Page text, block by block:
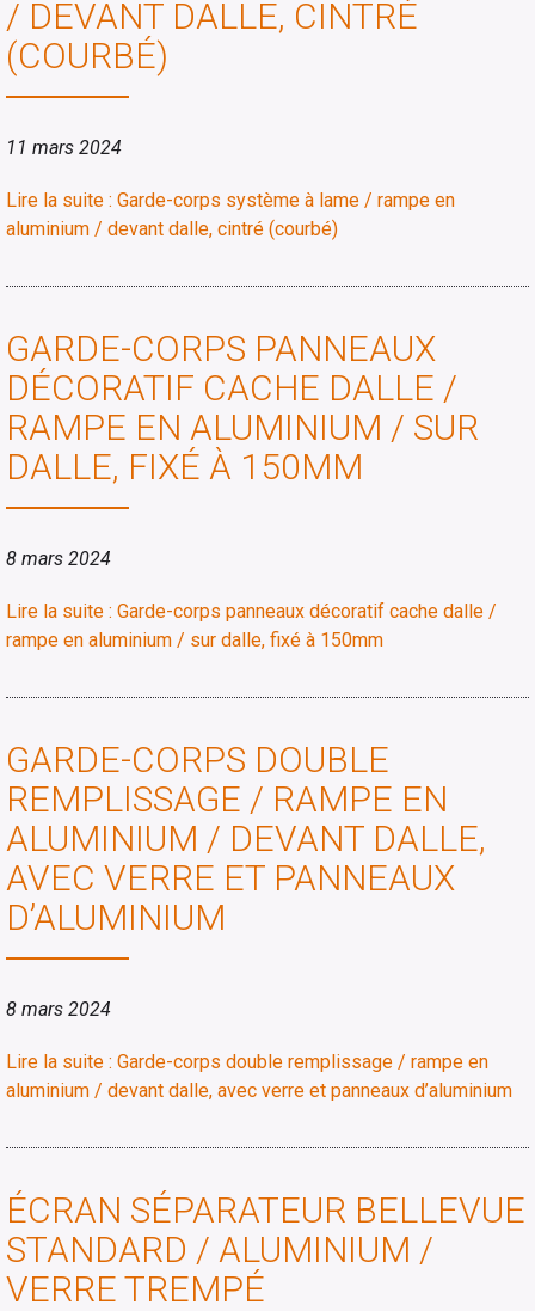
/ DEVANT DALLE, CINTRÉ
(COURBÉ)
11 mars 2024
Lire la suite : Garde-corps système à lame / rampe en
aluminium / devant dalle, cintré (courbé)
GARDE-CORPS PANNEAUX
DÉCORATIF CACHE DALLE /
RAMPE EN ALUMINIUM / SUR
DALLE, FIXÉ À 150MM
8 mars 2024
Lire la suite : Garde-corps panneaux décoratif cache dalle /
rampe en aluminium / sur dalle, fixé à 150mm
GARDE-CORPS DOUBLE
REMPLISSAGE / RAMPE EN
ALUMINIUM / DEVANT DALLE,
AVEC VERRE ET PANNEAUX
D’ALUMINIUM
8 mars 2024
Lire la suite : Garde-corps double remplissage / rampe en
aluminium / devant dalle, avec verre et panneaux d’aluminium
ÉCRAN SÉPARATEUR BELLEVUE
STANDARD / ALUMINIUM /
VERRE TREMPÉ